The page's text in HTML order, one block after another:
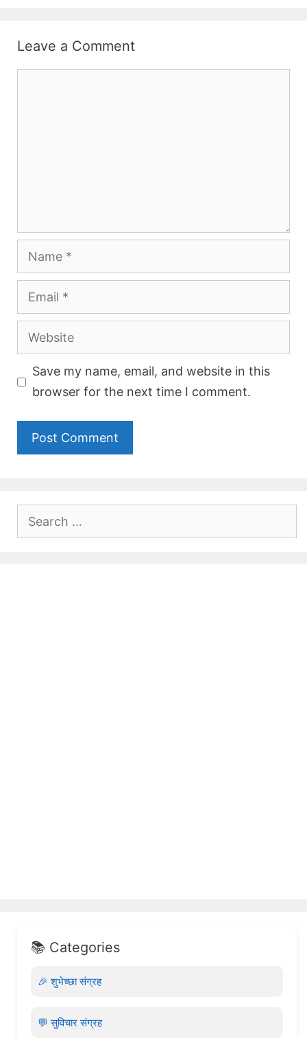
Leave a Comment
Name
Email
Website
Save my name, email, and website in this
browser for the next time I comment.
Search
for:
📚 Categories
🎉 शुभेच्छा संग्रह
💬 सुविचार संग्रह